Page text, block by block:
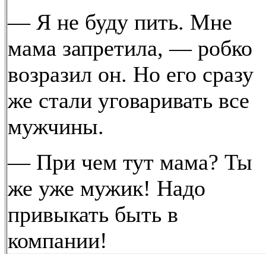
— Я не буду пить. Мне
мама запретила, — робко
возразил он. Но его сразу
же стали уговаривать все
мужчины.
— При чем тут мама? Ты
же уже мужик! Надо
привыкать быть в
компании!